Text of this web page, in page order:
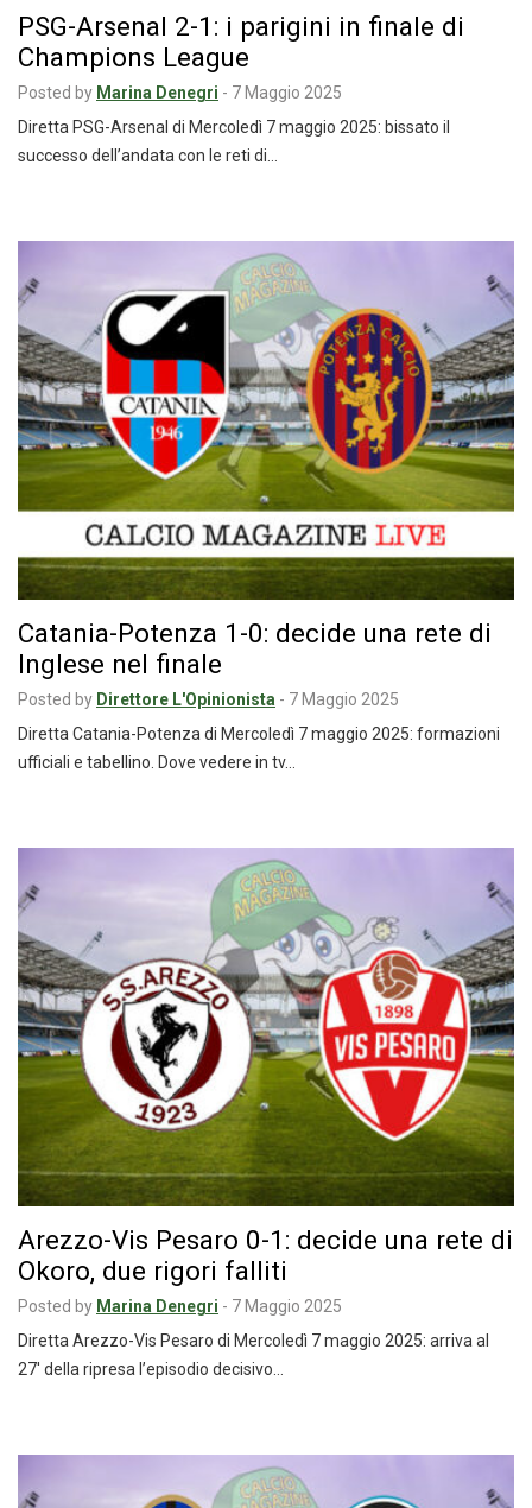
PSG-Arsenal 2-1: i parigini in finale di
Champions League
Posted by Marina Denegri - 7 Maggio 2025
Diretta PSG-Arsenal di Mercoledì 7 maggio 2025: bissato il
successo dell’andata con le reti di…
Catania-Potenza 1-0: decide una rete di
Inglese nel finale
Posted by Direttore L'Opinionista - 7 Maggio 2025
Diretta Catania-Potenza di Mercoledì 7 maggio 2025: formazioni
ufficiali e tabellino. Dove vedere in tv…
Arezzo-Vis Pesaro 0-1: decide una rete di
Okoro, due rigori falliti
Posted by Marina Denegri - 7 Maggio 2025
Diretta Arezzo-Vis Pesaro di Mercoledì 7 maggio 2025: arriva al
27′ della ripresa l’episodio decisivo…